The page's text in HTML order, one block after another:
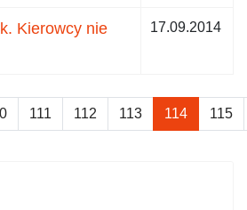
Kierowcy nie
17.09.2014
111 112 113 114 115